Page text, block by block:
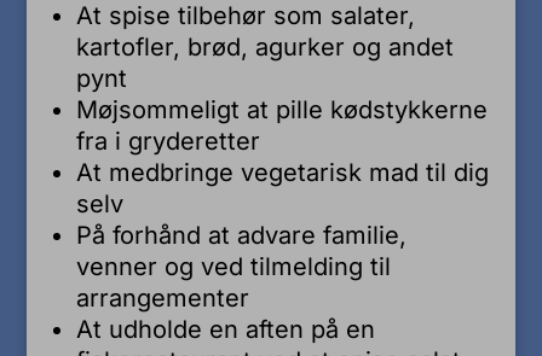
At spise tilbehør som salater,
kartofler, brød, agurker og andet
pynt
Møjsommeligt at pille kødstykkerne
fra i gryderetter
At medbringe vegetarisk mad til dig
selv
På forhånd at advare familie,
venner og ved tilmelding til
arrangementer
At udholde en aften på en